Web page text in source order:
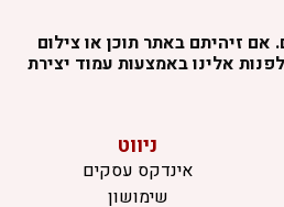
אם זיהיתם באתר תוכן או צילום
אלינו באמצעות עמוד יצירת
ניווט
אינדקס עסקים
שימושון